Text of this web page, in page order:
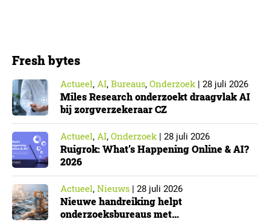
Fresh bytes
Actueel, AI, Bureaus, Onderzoek| 28 juli 2026
Miles Research onderzoekt draagvlak AI
bij zorgverzekeraar CZ
Actueel, AI, Onderzoek| 28 juli 2026
Ruigrok: What’s Happening Online & AI?
2026
Actueel, Nieuws | 28 juli 2026
Nieuwe handreiking helpt
onderzoeksbureaus met